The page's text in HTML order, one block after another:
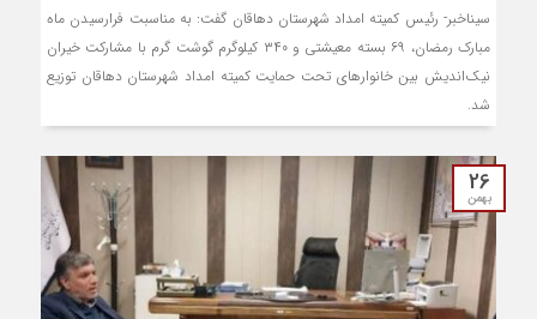
سیناخبر- رئیس کمیته امداد شهرستان دهاقان گفت: به مناسبت فرارسیدن ماه
مبارک رمضان، ۶۹ بسته معیشتی و ۳۴۰ کیلوگرم گوشت گرم با مشارکت خیران
نیک‌اندیش بین خانوار‌های تحت حمایت کمیته امداد شهرستان دهاقان توزیع
شد.
26
بهمن